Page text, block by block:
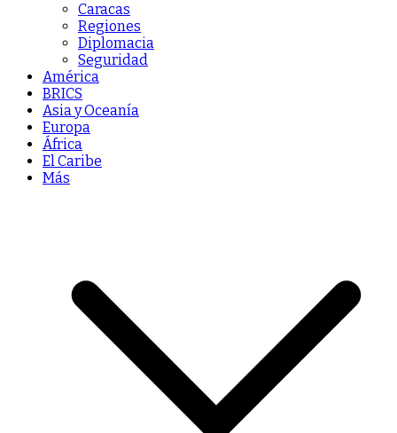
Caracas
Regiones
Diplomacia
Seguridad
América
BRICS
Asia y Oceanía
Europa
África
El Caribe
Más